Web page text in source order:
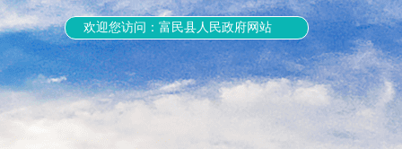
欢迎您访问：富民县人民政府网站